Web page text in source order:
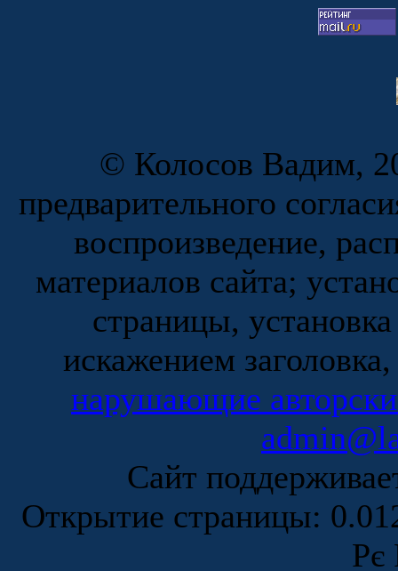
© Колосов Вадим,
предварительного
воспроизведение,
материалов сайта;
страницы,
искажением
нарушающие
Сайт
Открытие страницы:
Рє